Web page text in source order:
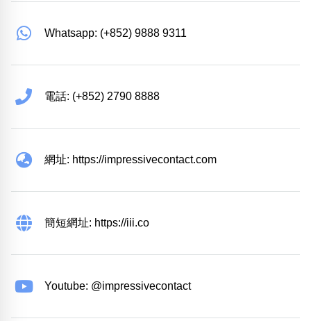
Whatsapp: (+852) 9888 9311
電話: (+852) 2790 8888
網址: https://impressivecontact.com
簡短網址: https://iii.co
Youtube: @impressivecontact